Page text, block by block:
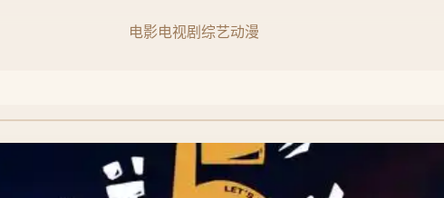
电影电视剧 综艺动漫